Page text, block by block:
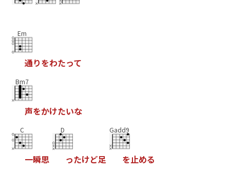
Em
通りをわたって
Bm7
声をかけたいな
C
一瞬思
D
ったけど足
Gadd9
を止める